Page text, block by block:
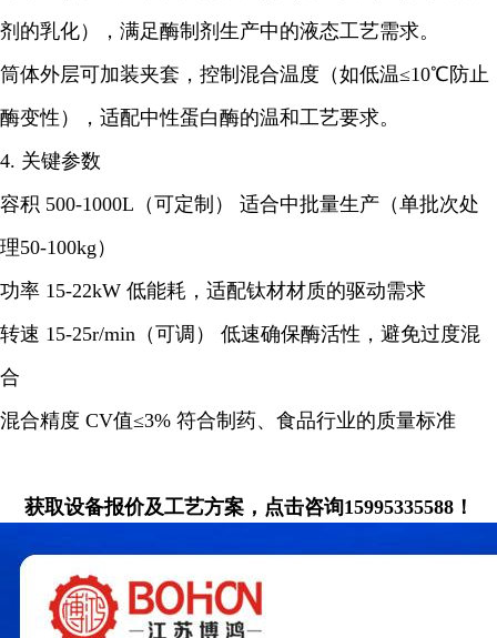
剂的乳化），满足酶制剂生产中的液态工艺需求。
筒体外层可加装夹套，控制混合温度（如低温≤10℃防止
酶变性），适配中性蛋白酶的温和工艺要求。
4. 关键参数
容积 500-1000L（可定制） 适合中批量生产（单批次处
理50-100kg）
功率 15-22kW 低能耗，适配钛材材质的驱动需求
转速 15-25r/min（可调） 低速确保酶活性，避免过度混
合
混合精度 CV值≤3% 符合制药、食品行业的质量标准
获取设备报价及工艺方案，点击咨询15995335588！